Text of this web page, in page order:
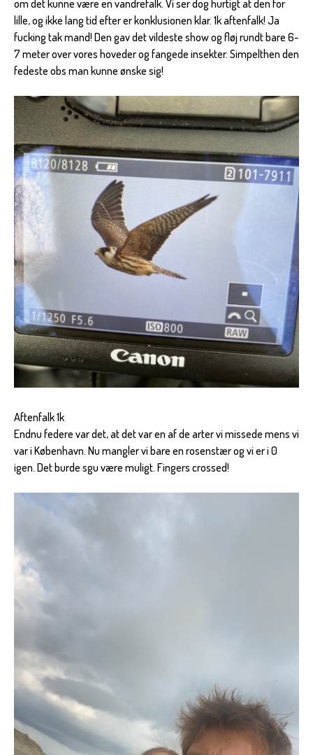
om det kunne være en vandrefalk. Vi ser dog hurtigt at den for
lille, og ikke lang tid efter er konklusionen klar. 1k aftenfalk! Ja
fucking tak mand! Den gav det vildeste show og fløj rundt bare 6-
7 meter over vores hoveder og fangede insekter. Simpelthen den
fedeste obs man kunne ønske sig!
Aftenfalk 1k
Endnu federe var det, at det var en af de arter vi missede mens vi
var i København. Nu mangler vi bare en rosenstær og vi er i 0
igen. Det burde sgu være muligt. Fingers crossed!